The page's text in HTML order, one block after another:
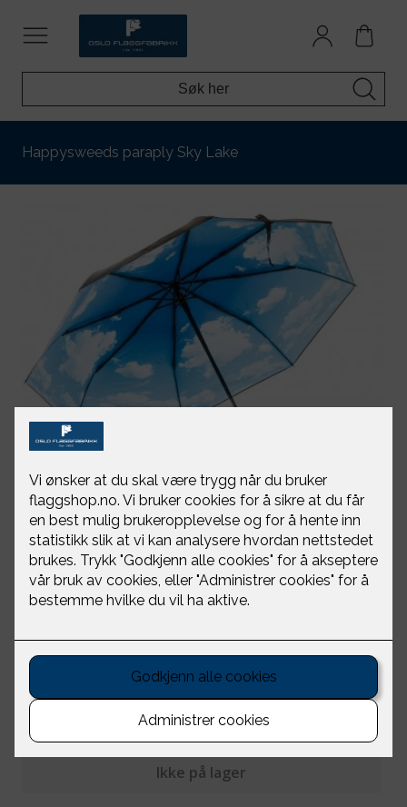
Happysweeds paraply Sky Lake
Happysweeds
paraply Sky Lake
Happysweeds
Ikke på lager